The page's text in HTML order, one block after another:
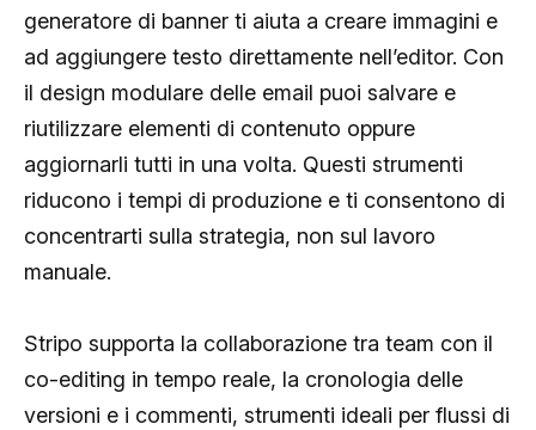
generatore di banner ti aiuta a creare immagini e
ad aggiungere testo direttamente nell’editor. Con
il design modulare delle email puoi salvare e
riutilizzare elementi di contenuto oppure
aggiornarli tutti in una volta. Questi strumenti
riducono i tempi di produzione e ti consentono di
concentrarti sulla strategia, non sul lavoro
manuale.
Stripo supporta la collaborazione tra team con il
co-editing in tempo reale, la cronologia delle
versioni e i commenti, strumenti ideali per flussi di